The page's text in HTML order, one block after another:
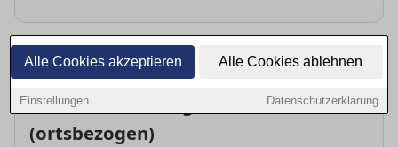
Alle Cookies akzeptieren Alle Cookies ablehnen
Einstellungen Datenschutzerklärung
FAQ: Versicherung & Risiko
(ortsbezogen)